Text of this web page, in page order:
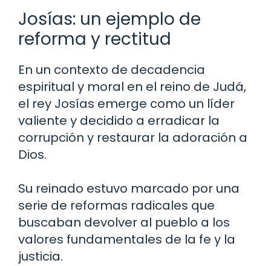
Josías: un ejemplo de
reforma y rectitud
En un contexto de decadencia
espiritual y moral en el reino de Judá,
el rey Josías emerge como un líder
valiente y decidido a erradicar la
corrupción y restaurar la adoración a
Dios.
Su reinado estuvo marcado por una
serie de reformas radicales que
buscaban devolver al pueblo a los
valores fundamentales de la fe y la
justicia.